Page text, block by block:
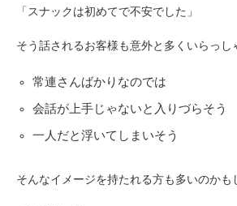
「スナックは初めてで不安でした」
そう話されるお客様も意外と多くいらっし
常連さんばかりなのでは
会話が上手じゃないと入りづらそう
一人だと浮いてしまいそう
そんなイメージを持たれる方も多いのかも